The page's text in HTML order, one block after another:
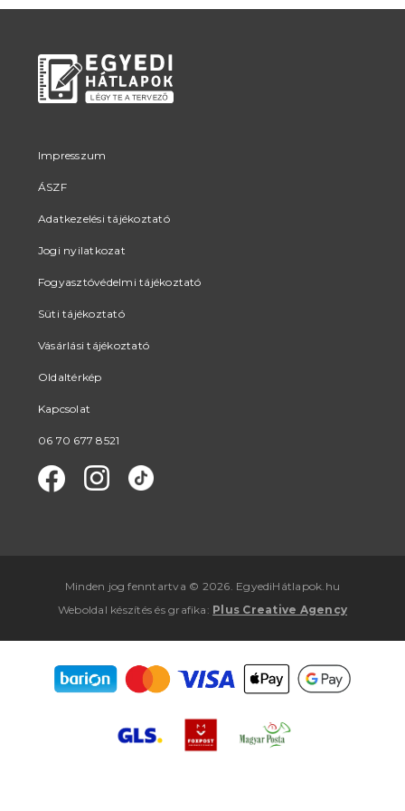
Impresszum
ÁSZF
Adatkezelési tájékoztató
Jogi nyilatkozat
Fogyasztóvédelmi tájékoztató
Süti tájékoztató
Vásárlási tájékoztató
Oldaltérkép
Kapcsolat
06 70 677 8521
Minden jog fenntartva © 2026. EgyediHátlapok.hu
Weboldal készítés ésgrafika : Plus Creative Agency